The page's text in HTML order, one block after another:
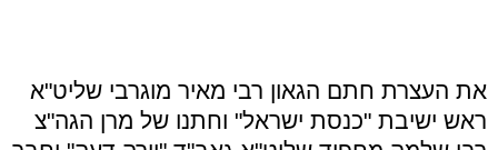
את העצרת חתם הגאון רבי מאיר מוגרבי שליט"א
ראש ישיבת "כנסת ישראל" וחתנו של מרן הגה"צ